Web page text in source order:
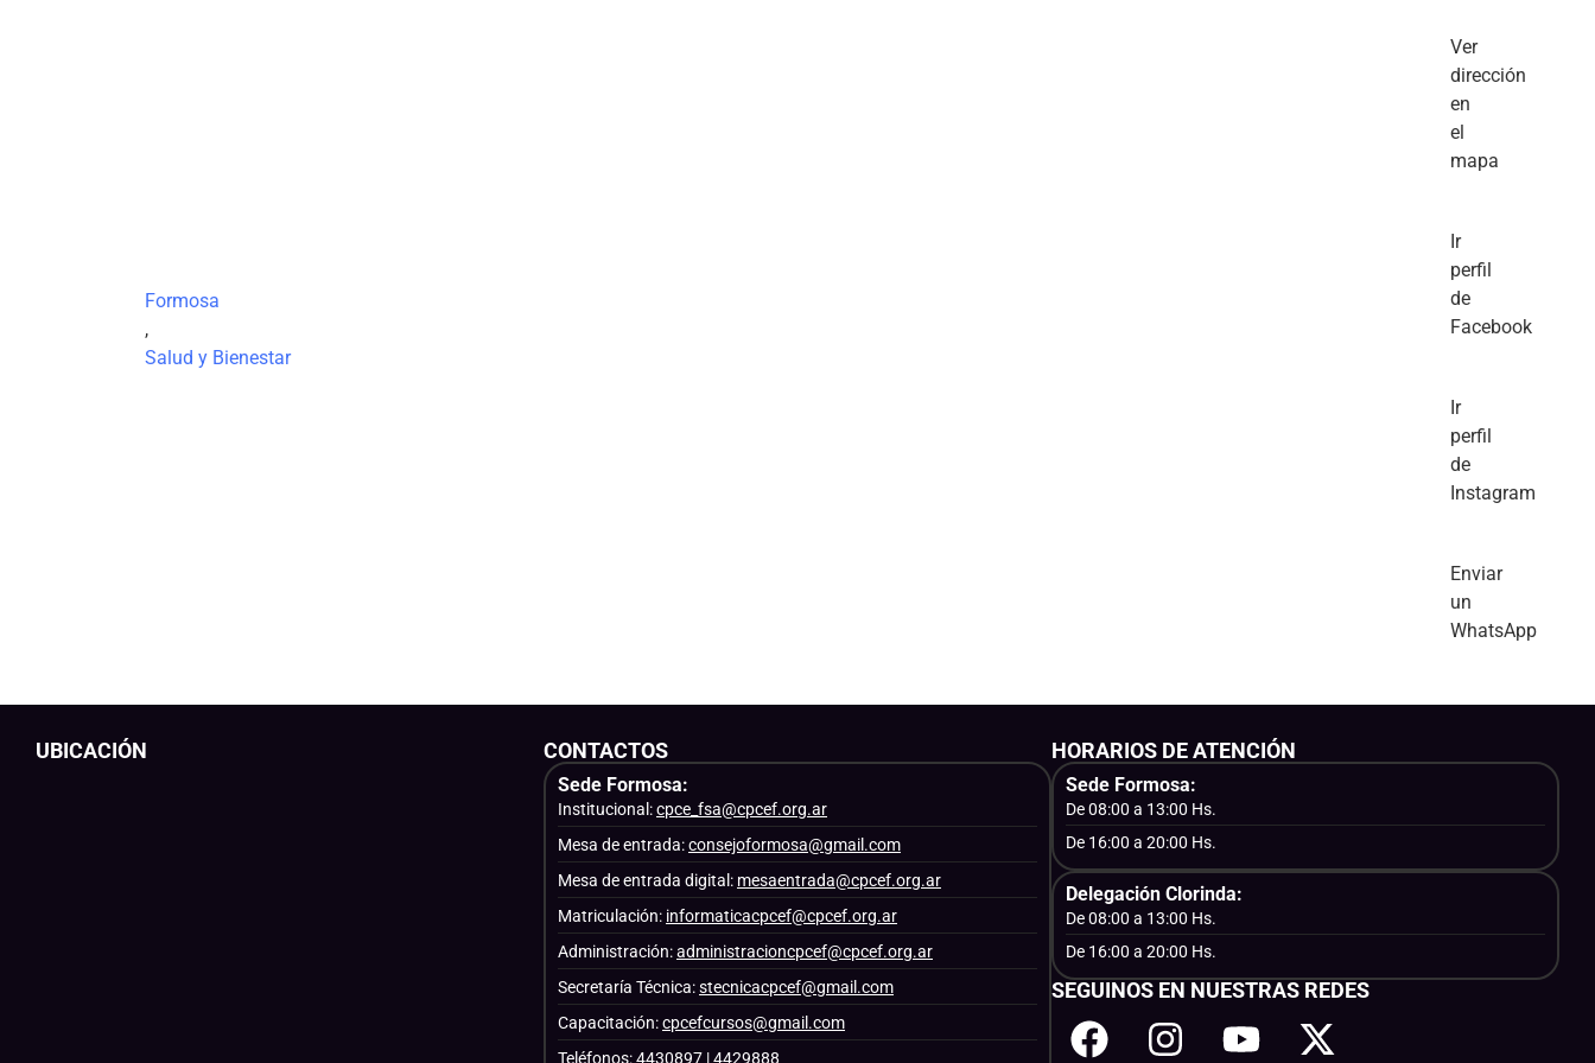
Formosa
,
Salud y Bienestar
Ver
dirección
en
el
mapa
Ir
perfil
de
Facebook
Ir
perfil
de
Instagram
Enviar
un
WhatsApp
UBICACIÓN CONTACTOS
Sede Formosa:
Institucional:cpce_fsa@cpcef.org.ar
Mesa de entrada:consejoformosa@gmail.com
Mesa de entrada digital: mesaentrada@cpcef.org.ar
Matriculación: informaticacpcef@cpcef.org.ar
Administración:administracioncpcef@cpcef.org.ar
Secretaría Técnica:stecnicacpcef@gmail.com
Capacitación:cpcefcursos@gmail.com
Teléfonos: 4430897 | 4429888
HORARIOS DE ATENCIÓN
Sede Formosa:
De 08:00 a 13:00 Hs.
De 16:00 a 20:00 Hs.
Delegación Clorinda:
De 08:00 a 13:00 Hs.
De 16:00 a 20:00 Hs.
SEGUINOS EN NUESTRAS REDES